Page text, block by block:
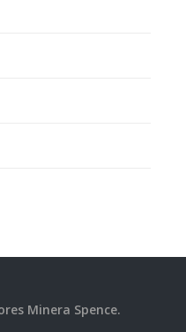
Minera Spence.